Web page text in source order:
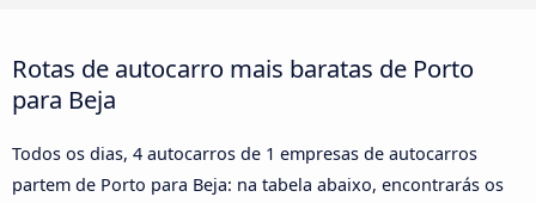
Rotas de autocarro mais baratas de Porto
para Beja
Todos os dias, 4 autocarros de 1 empresas de autocarros
partem de Porto para Beja: na tabela abaixo, encontrarás os